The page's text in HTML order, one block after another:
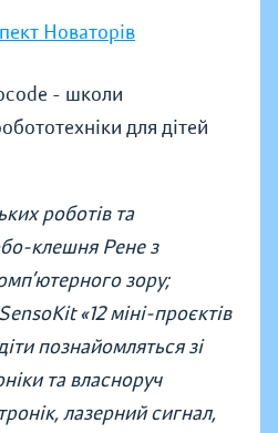
Новаторів
- школи
для дітей
роботів та
клешня Рене з
зору;
«12 міні-проєктів
познайомляться зі
та власноруч
лазерний сигнал,